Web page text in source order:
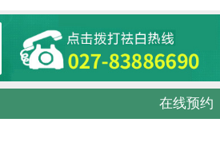
在线预约